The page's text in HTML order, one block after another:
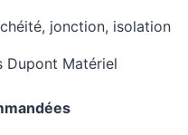
jonction, isolation
Dupont Matériel